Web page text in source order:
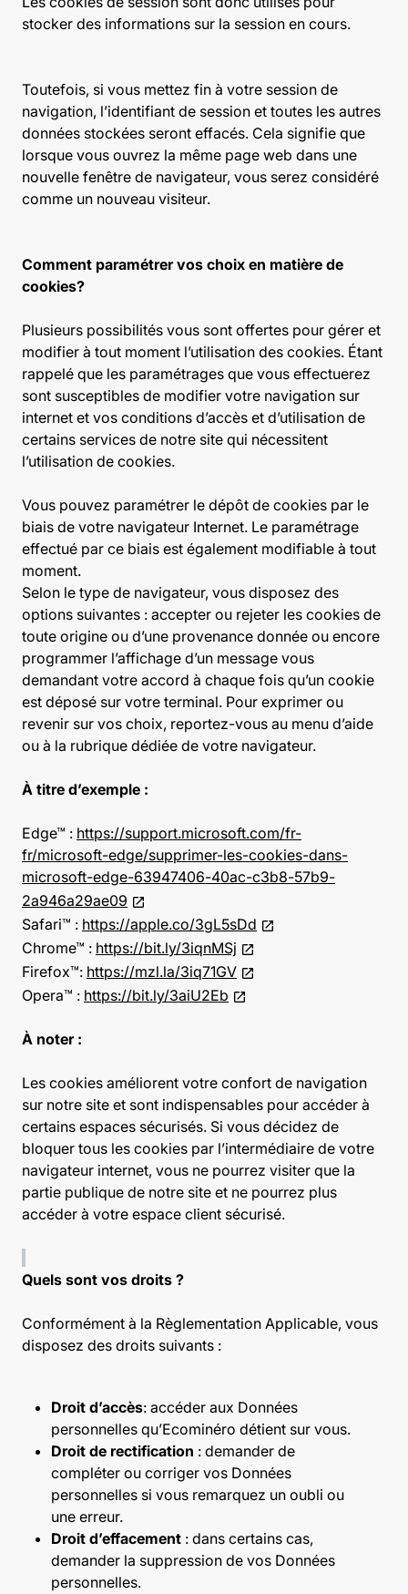
stocker des informations sur la session en cours.
Toutefois, si vous mettez fin à votre session de
navigation, l’identifiant de session et toutes les autres
données stockées seront effacés. Cela signifie que
lorsque vous ouvrez la même page web dans une
nouvelle fenêtre de navigateur, vous serez considéré
comme un nouveau visiteur.
Comment paramétrer vos choix en matière de
cookies?
Plusieurs possibilités vous sont offertes pour gérer et
modifier à tout moment l’utilisation des cookies. Étant
rappelé que les paramétrages que vous effectuerez
sont susceptibles de modifier votre navigation sur
internet et vos conditions d’accès et d’utilisation de
certains services de notre site qui nécessitent
l’utilisation de cookies.
Vous pouvez paramétrer le dépôt de cookies par le
biais de votre navigateur Internet. Le paramétrage
effectué par ce biais est également modifiable à tout
moment.
Selon le type de navigateur, vous disposez des
options suivantes : accepter ou rejeter les cookies de
toute origine ou d’une provenance donnée ou encore
programmer l’affichage d’un message vous
demandant votre accord à chaque fois qu’un cookie
est déposé sur votre terminal. Pour exprimer ou
revenir sur vos choix, reportez-vous au menu d’aide
ou à la rubrique dédiée de votre navigateur.
À titre d’exemple :
Edge™ : https://support.microsoft.com/fr-
fr/microsoft-edge/supprimer-les-cookies-dans-
microsoft-edge-63947406-40ac-c3b8-57b9-
2a946a29ae09
Safari™ : https://apple.co/3gL5sDd
Chrome™ : https://bit.ly/3iqnMSj
Firefox™: https://mzl.la/3iq71GV
Opera™ : https://bit.ly/3aiU2Eb
À noter :
Les cookies améliorent votre confort de navigation
sur notre site et sont indispensables pour accéder à
certains espaces sécurisés. Si vous décidez de
bloquer tous les cookies par l’intermédiaire de votre
navigateur internet, vous ne pourrez visiter que la
partie publique de notre site et ne pourrez plus
accéder à votre espace client sécurisé.
Quels sont vos droits ?
Conformément à la Règlementation Applicable, vous
disposez des droits suivants :
Droit d’accès: accéder aux Données
personnelles qu’Ecominéro détient sur vous.
Droit de rectification : demander de
compléter ou corriger vos Données
personnelles si vous remarquez un oubli ou
une erreur.
Droit d’effacement : dans certains cas,
demander la suppression de vos Données
personnelles.